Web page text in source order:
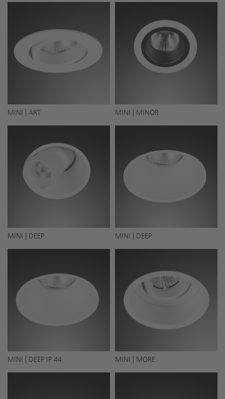
MINI | ART MINI | MINOR
MINI | DEEP MINI | DEEP
MINI | DEEP IP 44 MINI | MORE